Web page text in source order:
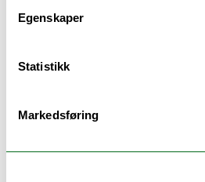
Egenskaper
Statistikk
Markedsføring
Samfunnsøkonomi med
bachelor (B-SAMFOK)
ØA)
Økonomi og administrasjon